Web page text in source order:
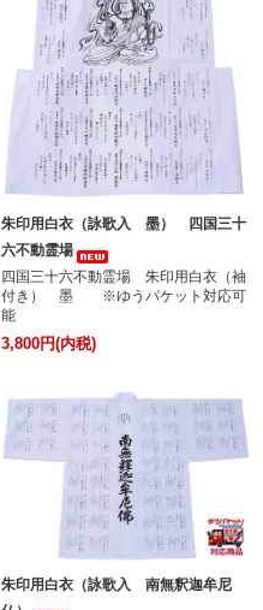
朱印用白衣（詠歌入 墨） 四国三十
六不動霊場
四国三十六不動霊場 朱印用白衣（袖
付き） 墨 ※ゆうパケット対応可
能
3,800円(内税)
朱印用白衣（詠歌入 南無釈迦牟尼